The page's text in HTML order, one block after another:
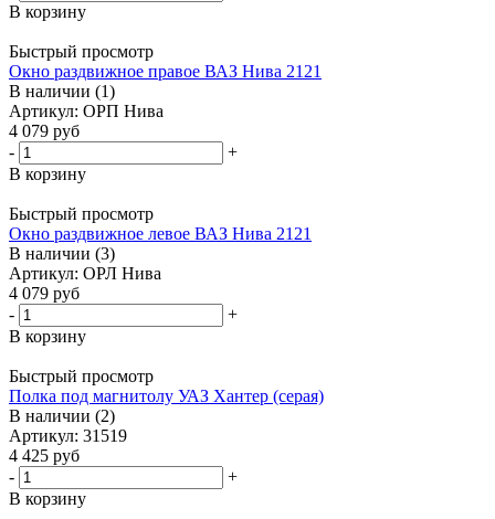
В корзину
Быстрый просмотр
Окно раздвижное правое ВАЗ Нива 2121
В наличии (1)
Артикул: ОРП Нива
4 079 руб
-
+
В корзину
Быстрый просмотр
Окно раздвижное левое ВАЗ Нива 2121
В наличии (3)
Артикул: ОРЛ Нива
4 079 руб
-
+
В корзину
Быстрый просмотр
Полка под магнитолу УАЗ Хантер (серая)
В наличии (2)
Артикул: 31519
4 425 руб
-
+
В корзину